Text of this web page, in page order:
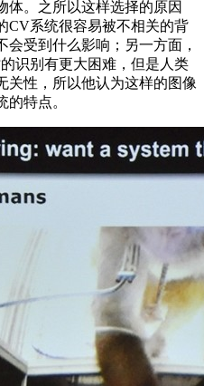
体。之所以这样选择的原因
CV系统很容易被不相关的背
受到什么影响；另一方面，
识别有更大困难，但是人类
关性，所以他认为这样的图像
特点。